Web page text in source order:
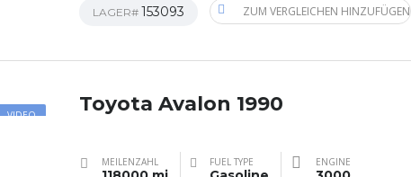
LAGER# 153093 ZUM VERGLEICHEN HINZUFÜGEN
VIDEO Toyota Avalon 1990
MEILENZAHL FUEL TYPE ENGINE